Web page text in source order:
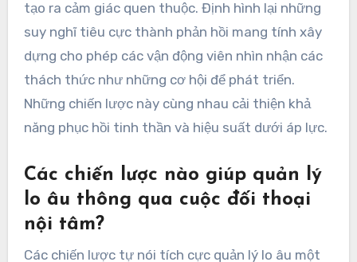
tạo ra cảm giác quen thuộc. Định hình lại những
suy nghĩ tiêu cực thành phản hồi mang tính xây
dựng cho phép các vận động viên nhìn nhận các
thách thức như những cơ hội để phát triển.
Những chiến lược này cùng nhau cải thiện khả
năng phục hồi tinh thần và hiệu suất dưới áp lực.
Các chiến lược nào giúp quản lý
lo âu thông qua cuộc đối thoại
nội tâm?
Các chiến lược tự nói tích cực quản lý lo âu một